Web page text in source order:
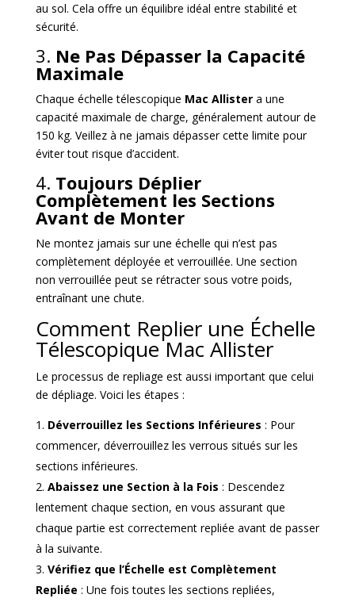
au sol. Cela offre un équilibre idéal entre stabilité et
sécurité.
3. Ne Pas Dépasser la Capacité
Maximale
Chaque échelle télescopique Mac Allistera une
capacité maximale de charge, généralement autour de
150 kg. Veillez à ne jamais dépasser cette limite pour
éviter tout risque d’accident.
4. Toujours Déplier
Complètement les Sections
Avant de Monter
Ne montez jamais sur une échelle qui n’est pas
complètement déployée et verrouillée. Une section
non verrouillée peut se rétracter sous votre poids,
entraînant une chute.
Comment Replier une Échelle
Télescopique Mac Allister
Le processus de repliage est aussi important que celui
de dépliage. Voici les étapes :
Déverrouillez les Sections Inférieures : Pour
commencer, déverrouillez les verrous situés sur les
sections inférieures.
Abaissez une Section à la Fois : Descendez
lentement chaque section, en vous assurant que
chaque partie est correctement repliée avant de passer
à la suivante.
Vérifiez que l’Échelle est Complètement
Repliée : Une fois toutes les sections repliées,